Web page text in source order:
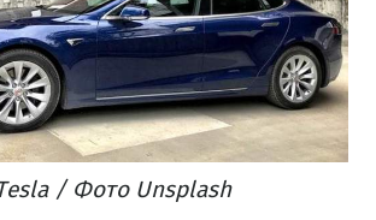
/ Фото Unsplash